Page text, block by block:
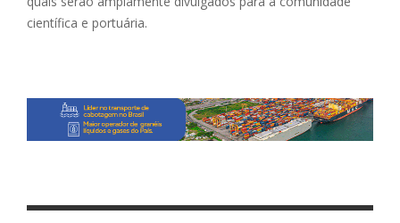
científica e portuária.